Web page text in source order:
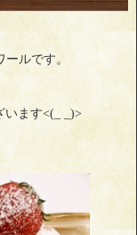
ルです。
います<(_ _)>